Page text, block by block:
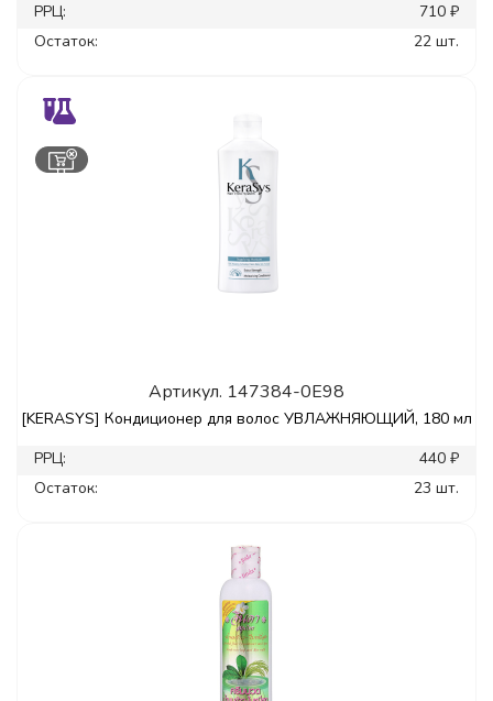
РРЦ:
710 ₽
Остаток:
22 шт.
Артикул. 147384-0E98
[KERASYS] Кондиционер для волос УВЛАЖНЯЮЩИЙ, 180 мл
РРЦ:
440 ₽
Остаток:
23 шт.